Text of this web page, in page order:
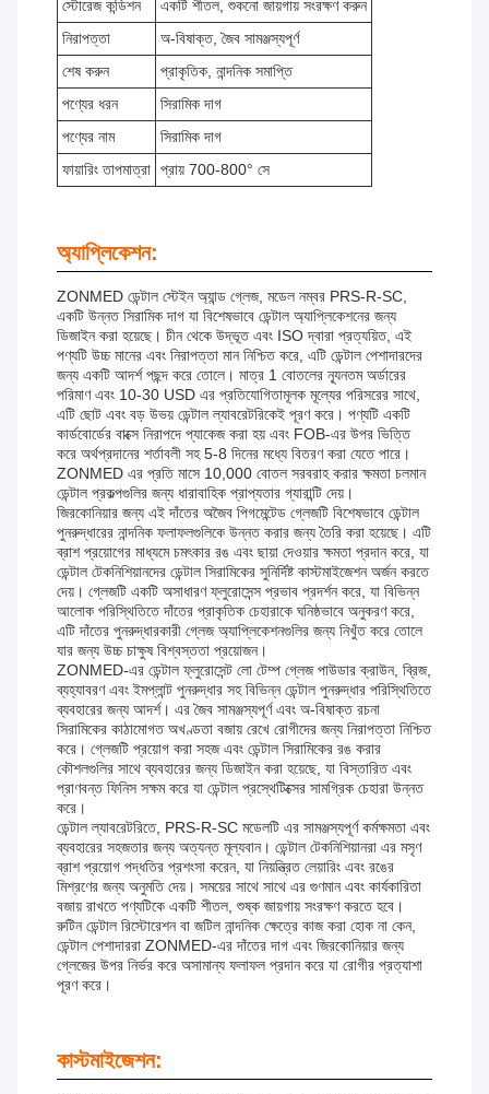
স্টোরেজ কন্ডিশন
একটি শীতল, শুকনো জায়গায় সংরক্ষণ করুন
নিরাপত্তা
অ-বিষাক্ত, জৈব সামঞ্জস্যপূর্ণ
শেষ করুন
প্রাকৃতিক, নান্দনিক সমাপ্তি
পণ্যের ধরন
সিরামিক দাগ
পণ্যের নাম
সিরামিক দাগ
ফায়ারিং তাপমাত্রা প্রায় 700-800° সে
অ্যাপ্লিকেশন:
ZONMED ডেন্টাল স্টেইন অ্যান্ড গ্লেজ, মডেল নম্বর PRS-R-SC,
একটি উন্নত সিরামিক দাগ যা বিশেষভাবে ডেন্টাল অ্যাপ্লিকেশনের জন্য
ডিজাইন করা হয়েছে। চীন থেকে উদ্ভূত এবং ISO দ্বারা প্রত্যয়িত, এই
পণ্যটি উচ্চ মানের এবং নিরাপত্তা মান নিশ্চিত করে, এটি ডেন্টাল পেশাদারদের
জন্য একটি আদর্শ পছন্দ করে তোলে। মাত্র 1 বোতলের ন্যূনতম অর্ডারের
পরিমাণ এবং 10-30 USD এর প্রতিযোগিতামূলক মূল্যের পরিসরের সাথে,
এটি ছোট এবং বড় উভয় ডেন্টাল ল্যাবরেটরিকেই পূরণ করে। পণ্যটি একটি
কার্ডবোর্ডের বাক্সে নিরাপদে প্যাকেজ করা হয় এবং FOB-এর উপর ভিত্তি
করে অর্থপ্রদানের শর্তাবলী সহ 5-8 দিনের মধ্যে বিতরণ করা যেতে পারে।
ZONMED এর প্রতি মাসে 10,000 বোতল সরবরাহ করার ক্ষমতা চলমান
ডেন্টাল প্রকল্পগুলির জন্য ধারাবাহিক প্রাপ্যতার গ্যারান্টি দেয়।
জিরকোনিয়ার জন্য এই দাঁতের অজৈব পিগমেন্টেড গ্লেজটি বিশেষভাবে ডেন্টাল
পুনরুদ্ধারের নান্দনিক ফলাফলগুলিকে উন্নত করার জন্য তৈরি করা হয়েছে। এটি
ব্রাশ প্রয়োগের মাধ্যমে চমৎকার রঙ এবং ছায়া দেওয়ার ক্ষমতা প্রদান করে, যা
ডেন্টাল টেকনিশিয়ানদের ডেন্টাল সিরামিকের সুনির্দিষ্ট কাস্টমাইজেশন অর্জন করতে
দেয়। গ্লেজটি একটি অসাধারণ ফ্লুরোসেন্স প্রভাব প্রদর্শন করে, যা বিভিন্ন
আলোক পরিস্থিতিতে দাঁতের প্রাকৃতিক চেহারাকে ঘনিষ্ঠভাবে অনুকরণ করে,
এটি দাঁতের পুনরুদ্ধারকারী গ্লেজ অ্যাপ্লিকেশনগুলির জন্য নিখুঁত করে তোলে
যার জন্য উচ্চ চাক্ষুষ বিশ্বস্ততা প্রয়োজন।
ZONMED-এর ডেন্টাল ফ্লুরোসেন্ট লো টেম্প গ্লেজ পাউডার ক্রাউন, ব্রিজ,
ব্যহ্যাবরণ এবং ইমপ্লান্ট পুনরুদ্ধার সহ বিভিন্ন ডেন্টাল পুনরুদ্ধার পরিস্থিতিতে
ব্যবহারের জন্য আদর্শ। এর জৈব সামঞ্জস্যপূর্ণ এবং অ-বিষাক্ত রচনা
সিরামিকের কাঠামোগত অখণ্ডতা বজায় রেখে রোগীদের জন্য নিরাপত্তা নিশ্চিত
করে। গ্লেজটি প্রয়োগ করা সহজ এবং ডেন্টাল সিরামিকের রঙ করার
কৌশলগুলির সাথে ব্যবহারের জন্য ডিজাইন করা হয়েছে, যা বিস্তারিত এবং
প্রাণবন্ত ফিনিস সক্ষম করে যা ডেন্টাল প্রস্থেটিক্সের সামগ্রিক চেহারা উন্নত
করে।
ডেন্টাল ল্যাবরেটরিতে, PRS-R-SC মডেলটি এর সামঞ্জস্যপূর্ণ কর্মক্ষমতা এবং
ব্যবহারের সহজতার জন্য অত্যন্ত মূল্যবান। ডেন্টাল টেকনিশিয়ানরা এর মসৃণ
ব্রাশ প্রয়োগ পদ্ধতির প্রশংসা করেন, যা নিয়ন্ত্রিত লেয়ারিং এবং রঙের
মিশ্রণের জন্য অনুমতি দেয়। সময়ের সাথে সাথে এর গুণমান এবং কার্যকারিতা
বজায় রাখতে পণ্যটিকে একটি শীতল, শুষ্ক জায়গায় সংরক্ষণ করতে হবে।
রুটিন ডেন্টাল রিস্টোরেশন বা জটিল নান্দনিক ক্ষেত্রে কাজ করা হোক না কেন,
ডেন্টাল পেশাদাররা ZONMED-এর দাঁতের দাগ এবং জিরকোনিয়ার জন্য
গ্লেজের উপর নির্ভর করে অসামান্য ফলাফল প্রদান করে যা রোগীর প্রত্যাশা
পূরণ করে।
কাস্টমাইজেশন: